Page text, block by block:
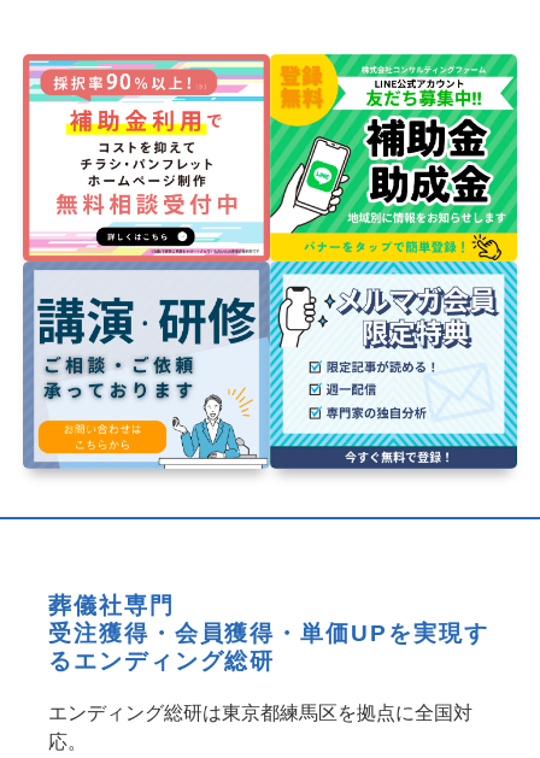
葬儀社専門
受注獲得・会員獲得・単価UPを実現す
るエンディング総研
エンディング総研は東京都練馬区を拠点に全国対
応。